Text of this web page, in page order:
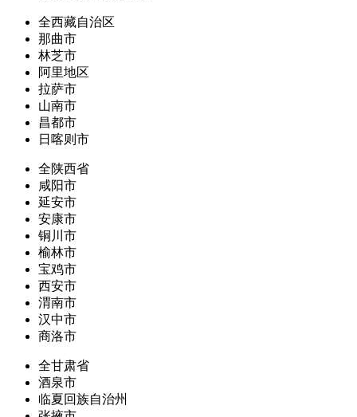
全西藏自治区
那曲市
林芝市
阿里地区
拉萨市
山南市
昌都市
日喀则市
全陕西省
咸阳市
延安市
安康市
铜川市
榆林市
宝鸡市
西安市
渭南市
汉中市
商洛市
全甘肃省
酒泉市
临夏回族自治州